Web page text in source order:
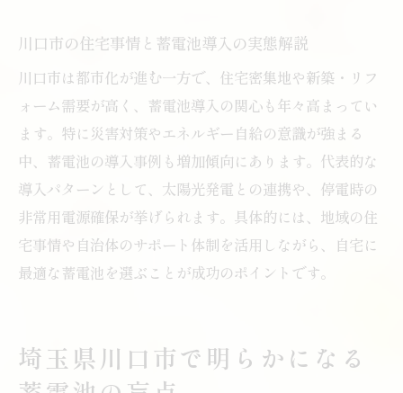
理
資産価値維持のために注意すべき蓄電池の
選定
住宅用蓄電池の設置と住宅査定への影響分
析
導入判断で迷わないための資産価値の考え
方
太陽光発電と蓄電池併用の思わぬ落とし穴
住宅用蓄電池と太陽光発電併用の注意点ま
併用時に発生しやすい住宅用蓄電池の不具
合
川口市の住宅事情と蓄電池導入の実態解説
川口市は都市化が進む一方で、住宅密集地や新築・リフ
ォーム需要が高く、蓄電池導入の関心も年々高まってい
ます。特に災害対策やエネルギー自給の意識が強まる
中、蓄電池の導入事例も増加傾向にあります。代表的な
導入パターンとして、太陽光発電との連携や、停電時の
非常用電源確保が挙げられます。具体的には、地域の住
宅事情や自治体のサポート体制を活用しながら、自宅に
最適な蓄電池を選ぶことが成功のポイントです。
埼玉県川口市で明らかになる